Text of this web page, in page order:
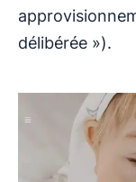
délibérée »).